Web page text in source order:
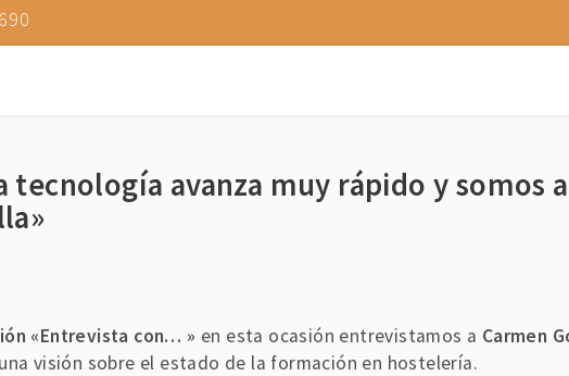
tecnología avanza muy rápido y somos
«Entrevista con… » en esta ocasión entrevistamos a Carmen
visión sobre el estado de la formación en hostelería.